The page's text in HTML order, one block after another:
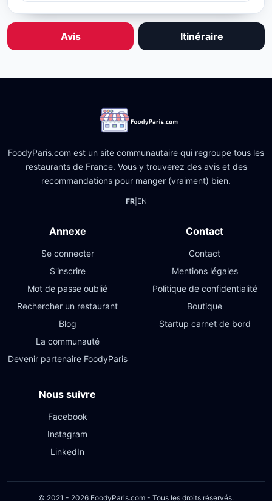
Avis Itinéraire
FoodyParis.com est un site communautaire qui regroupe tous les
restaurants de France. Vous y trouverez des avis et des
recommandations pour manger (vraiment) bien.
FR| EN
Annexe
Se connecter
S'inscrire
Mot de passe oublié
Rechercher un restaurant
Blog
La communauté
Devenir partenaire FoodyParis
Contact
Contact
Mentions légales
Politique de confidentialité
Boutique
Startup carnet de bord
Nous suivre
Facebook
Instagram
LinkedIn
© 2021 - 2026 FoodyParis.com - Tous les droits réservés.